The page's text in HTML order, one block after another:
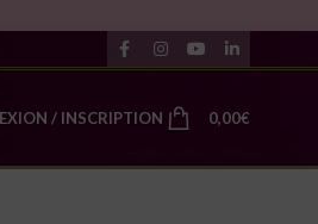
/ INSCRIPTION 0,00€